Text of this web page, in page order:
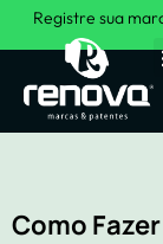
Registre sua
Como